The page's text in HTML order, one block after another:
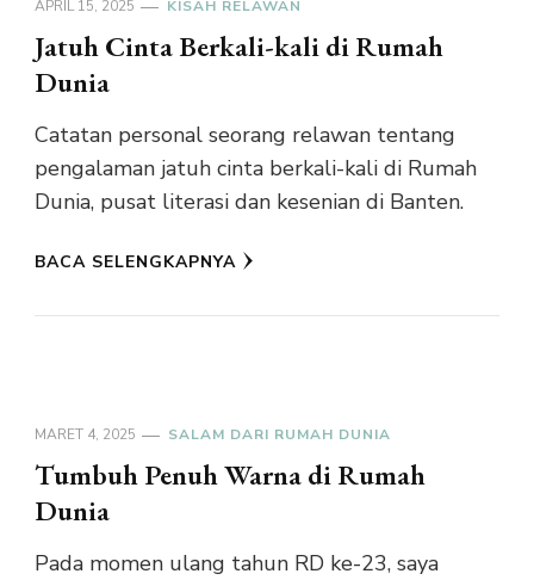
APRIL 15, 2025 KISAH RELAWAN
Jatuh Cinta Berkali-kali di Rumah
Dunia
Catatan personal seorang relawan tentang
pengalaman jatuh cinta berkali-kali di Rumah
Dunia, pusat literasi dan kesenian di Banten.
BACA SELENGKAPNYA
MARET 4, 2025 SALAM DARI RUMAH DUNIA
Tumbuh Penuh Warna di Rumah
Dunia
Pada momen ulang tahun RD ke-23, saya